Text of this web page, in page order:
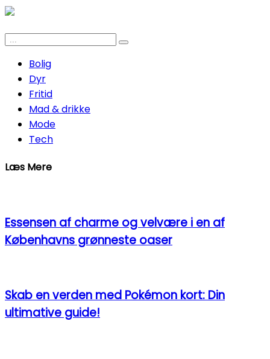
Bolig
Dyr
Fritid
Mad & drikke
Mode
Tech
Læs Mere
Essensen af charme og velvære i en af
Københavns grønneste oaser
Skab en verden med Pokémon kort: Din
ultimative guide!